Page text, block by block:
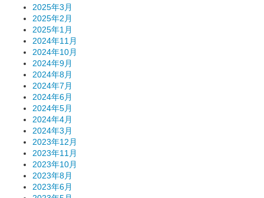
2025年3月
2025年2月
2025年1月
2024年11月
2024年10月
2024年9月
2024年8月
2024年7月
2024年6月
2024年5月
2024年4月
2024年3月
2023年12月
2023年11月
2023年10月
2023年8月
2023年6月